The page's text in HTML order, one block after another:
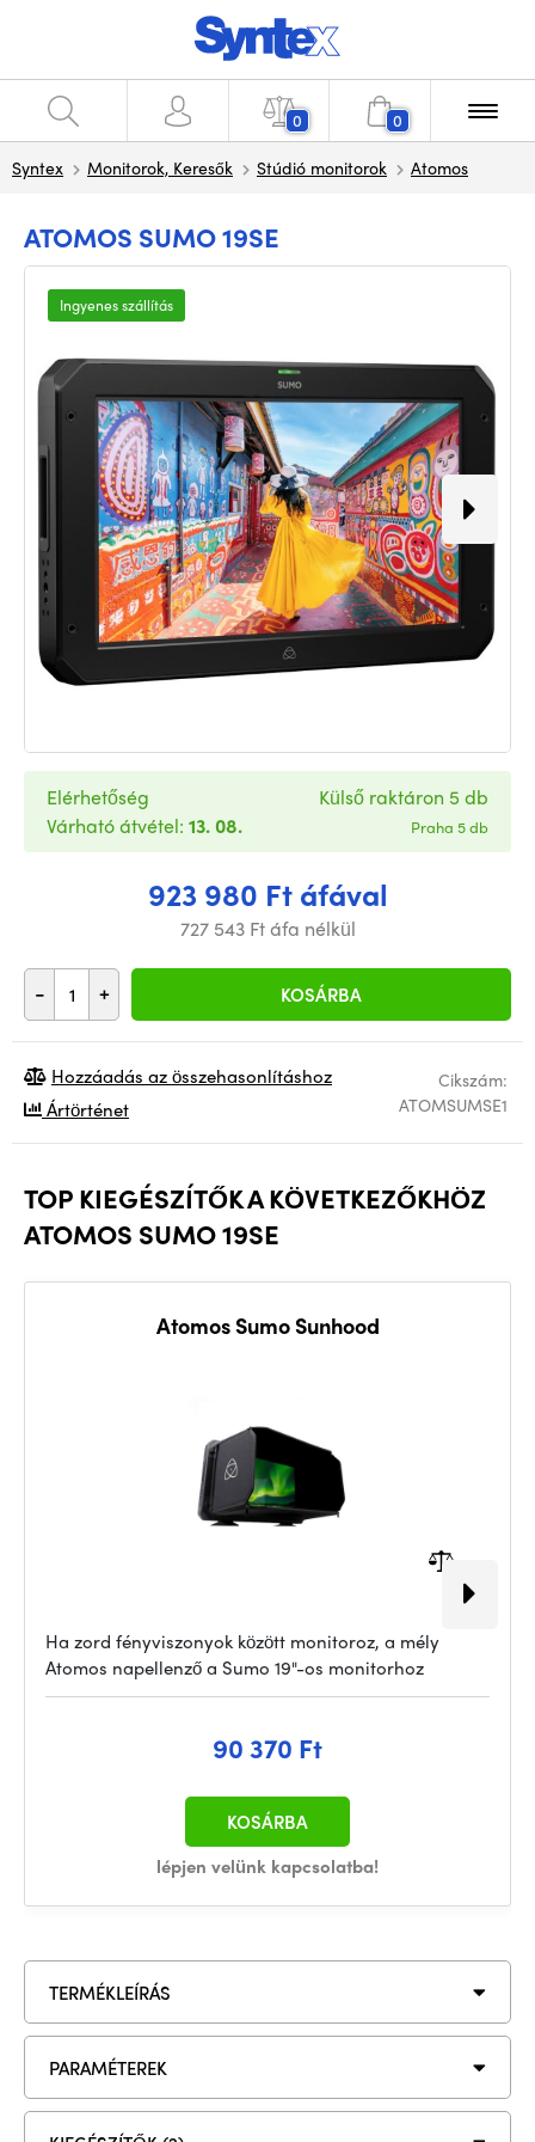
0 0
Syntex Monitorok, Keresők Stúdió monitorok Atomos
ATOMOS SUMO 19SE
Ingyenes szállítás
923 980 Ft áfával
727 543 Ft áfa nélkül
- + KOSÁRBA
Elérhetőség
Várható átvétel: 13. 08.
Külső raktáron 5 db
Praha 5 db
Cikszám:
ATOMSUMSE1
Hozzáadás az összehasonlításhoz
Ártörténet
TOP KIEGÉSZÍTŐK A KÖVETKEZŐKHÖZ
ATOMOS SUMO 19SE
Atomos Sumo Sunhood
Ha zord fényviszonyok között monitoroz, a mély
Atomos napellenző a Sumo 19"-os monitorhoz
90 370 Ft
lépjen velünk kapcsolatba!
KOSÁRBA
TERMÉKLEÍRÁS
PARAMÉTEREK